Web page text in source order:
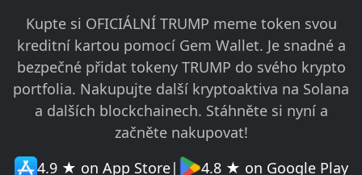
Kupte si OFICIÁLNÍ TRUMP meme token svou
kreditní kartou pomocí Gem Wallet. Je snadné a
bezpečné přidat tokeny TRUMP do svého krypto
portfolia. Nakupujte další kryptoaktiva na Solana
a dalších blockchainech. Stáhněte si nyní a
začněte nakupovat!
4.9 ★ on App Store| 4.8 ★ on Google Play